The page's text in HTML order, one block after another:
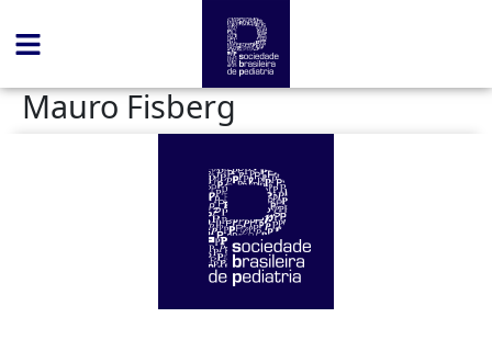
Mauro Fisberg